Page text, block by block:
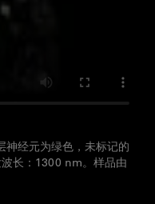
神经元为绿色，未标记的
长：1300 nm。样品由